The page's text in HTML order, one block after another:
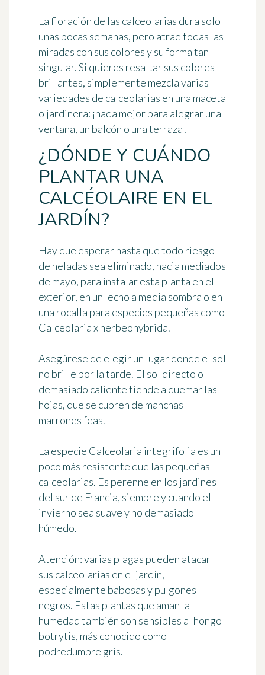
La floración de las calceolarias dura solo
unas pocas semanas, pero atrae todas las
miradas con sus colores y su forma tan
singular. Si quieres resaltar sus colores
brillantes, simplemente mezcla varias
variedades de calceolarias en una maceta
o jardinera: ¡nada mejor para alegrar una
ventana, un balcón o una terraza!
¿DÓNDE Y CUÁNDO
PLANTAR UNA
CALCÉOLAIRE EN EL
JARDÍN?
Hay que esperar hasta que todo riesgo
de heladas sea eliminado, hacia mediados
de mayo, para instalar esta planta en el
exterior, en un lecho a media sombra o en
una rocalla para especies pequeñas como
Calceolaria x herbeohybrida.
Asegúrese de elegirun lugar donde el sol
no brille por la tarde. El sol directo o
demasiado caliente tiende a quemar las
hojas, que se cubren de manchas
marrones feas.
La especie Calceolaria integrifolia es un
poco más resistente que las pequeñas
calceolarias. Es perenne en los jardines
del sur de Francia, siempre y cuando el
invierno sea suave y no demasiado
húmedo.
Atención:varias plagas pueden atacar
sus calceolarias en el jardín,
especialmente babosas y pulgones
negros. Estas plantas que aman la
humedad también son sensibles al hongo
botrytis, más conocido como
podredumbre gris.